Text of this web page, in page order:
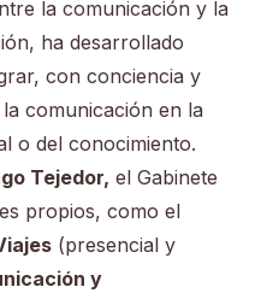
la comunicación y la
ha desarrollado
con conciencia y
comunicación en la
o del conocimiento.
Tejedor, el Gabinete
propios, como el
(presencial y
y